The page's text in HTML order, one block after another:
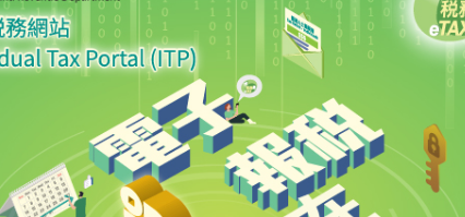
三中全会胜利闭幕–引领国家新航向，照亮香港创未来
立法，国安夙愿终得偿
更辉煌璀璨的2024年